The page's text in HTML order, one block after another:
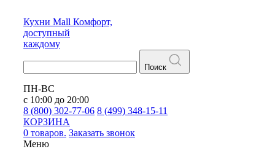
Кухни Mall Комфорт,
доступный
каждому
Поиск
ПН-ВС
с 10:00 до 20:00
8 (800) 302-77-06 8 (499) 348-15-11
КОРЗИНА
0 товаров. Заказать звонок
Меню